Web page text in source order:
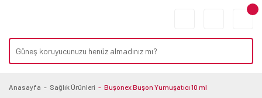
Anasayfa Sağlık Ürünleri Buşonex Buşon Yumuşatıcı 10 ml